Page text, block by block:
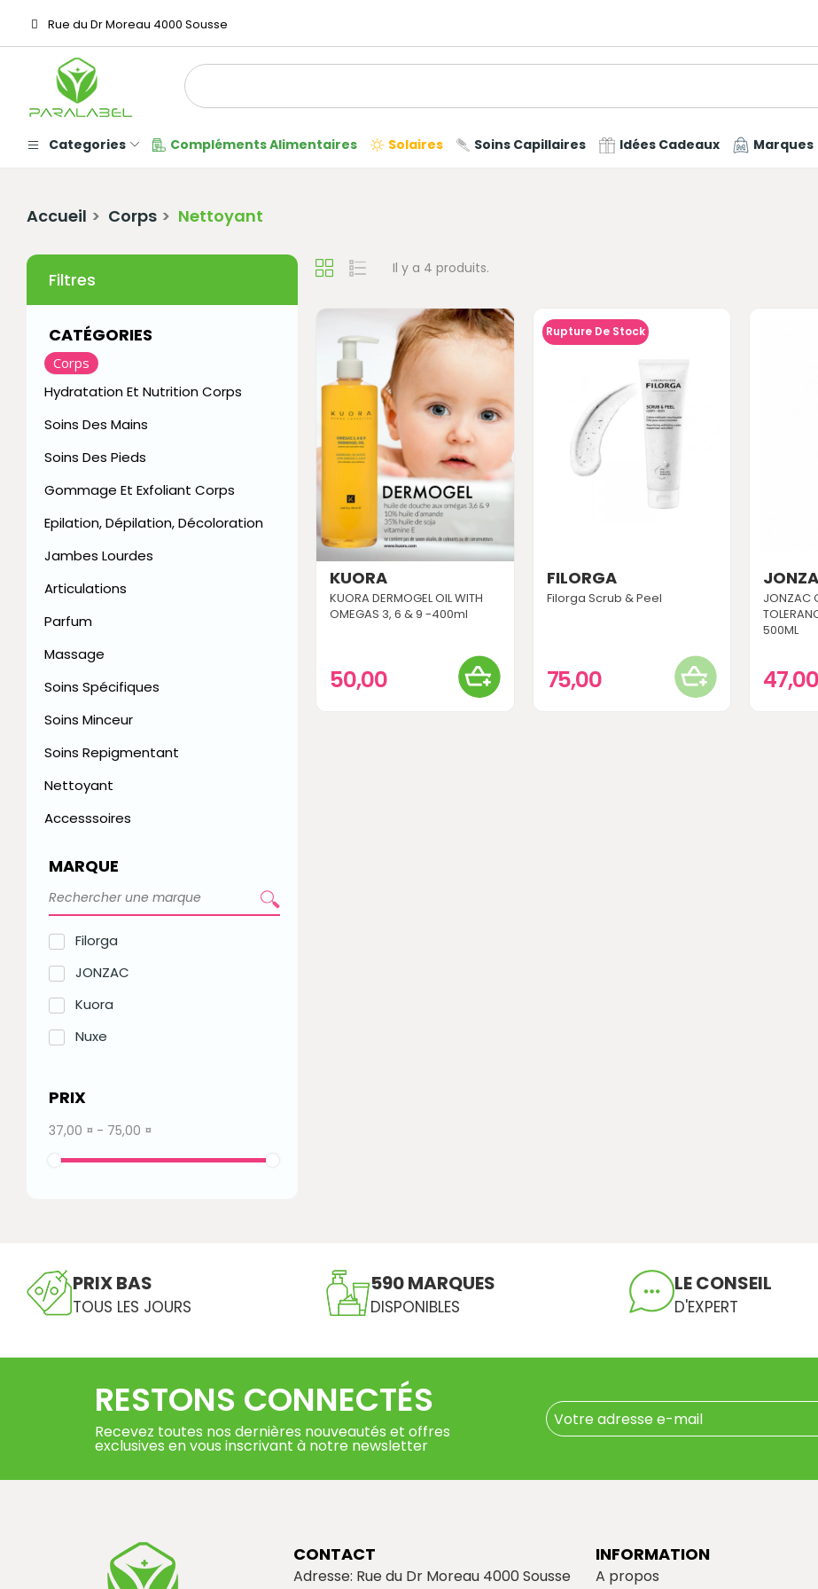
Rue du Dr Moreau 4000 Sousse
Categories Compléments Alimentaires Solaires Soins Capillaires Idées Cadeaux Marques
Accueil Corps Nettoyant
Filtres
CATÉGORIES
Corps
Hydratation Et Nutrition Corps
Soins Des Mains
Soins Des Pieds
Gommage Et Exfoliant Corps
Epilation, Dépilation, Décoloration
Jambes Lourdes
Articulations
Parfum
Massage
Soins Spécifiques
Soins Minceur
Soins Repigmentant
Nettoyant
Accesssoires
MARQUE
Filorga
JONZAC
Kuora
Nuxe
PRIX
37,00 ¤ - 75,00 ¤
Il y a 4 produits.
KUORA
KUORA DERMOGEL OIL WITH
OMEGAS 3, 6 & 9 -400ml
50,00
Rupture De Stock
FILORGA
Filorga Scrub & Peel
75,00
JONZAC
500ML
47,00
PRIX BAS
TOUS LES JOURS
590 MARQUES
DISPONIBLES
LE CONSEIL
D'EXPERT
RESTONS CONNECTÉS
Recevez toutes nos dernières nouveautés et offres
exclusives en vous inscrivant à notre newsletter
CONTACT
Adresse: Rue du Dr Moreau 4000 Sousse
INFORMATION
A propos